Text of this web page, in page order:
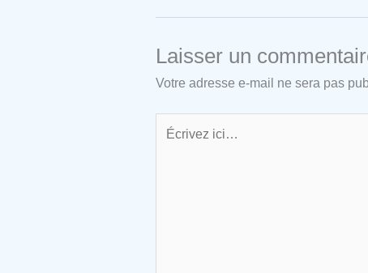
Laisser un
Votre adresse e-mail ne sera pas